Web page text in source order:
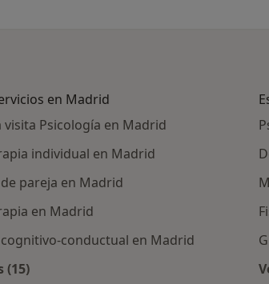
en Madrid
visita Psicología en Madrid
individual en Madrid
pareja en Madrid
en Madrid
conductual en Madrid
(15)